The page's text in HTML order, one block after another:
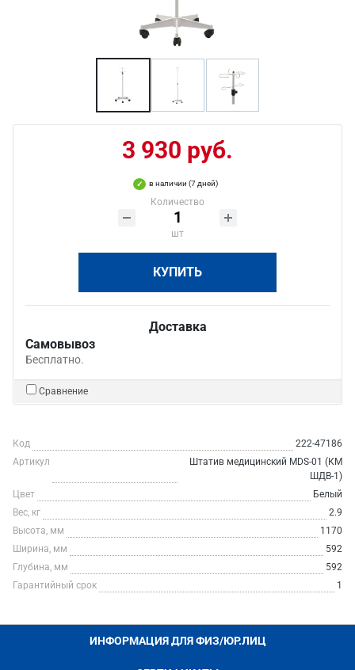
3 930 руб.
в наличии (7 дней)
Количество
шт
КУПИТЬ
Доставка
Самовывоз
Бесплатно.
Сравнение
Код
222-47186
Артикул
Штатив медицинский MDS-01 (КМ
ШДВ-1)
Цвет
Белый
Вес, кг
2.9
Высота, мм
1170
Ширина, мм
592
Глубина, мм
592
Гарантийный срок
1
ИНФОРМАЦИЯ ДЛЯ ФИЗ/ЮР.ЛИЦ